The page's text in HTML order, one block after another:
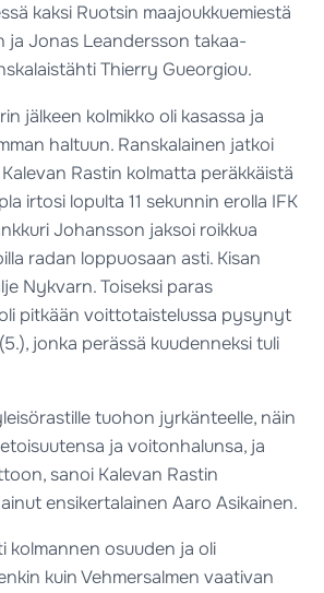
kaksi Ruotsin maajoukkuemiestä
ja Jonas Leandersson takaa-
Thierry Gueorgiou.
jälkeen kolmikko oli kasassa ja
haltuun. Ranskalainen jatkoi
Rastin kolmatta peräkkäistä
irtosi lopulta 11 sekunnin erolla IFK
Johansson jaksoi roikkua
radan loppuosaan asti. Kisan
Nykvarn. Toiseksi paras
pitkään voittotaistelussa pysynyt
jonka perässä kuudenneksi tuli
tuohon jyrkänteelle, näin
ja voitonhalunsa, ja
sanoi Kalevan Rastin
ensikertalainen Aaro Asikainen.
kolmannen osuuden ja oli
kuin Vehmersalmen vaativan